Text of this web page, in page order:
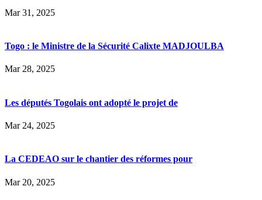
Mar 31, 2025
Togo : le Ministre de la Sécurité Calixte MADJOULBA
Mar 28, 2025
Les députés Togolais ont adopté le projet de
Mar 24, 2025
La CEDEAO sur le chantier des réformes pour
Mar 20, 2025